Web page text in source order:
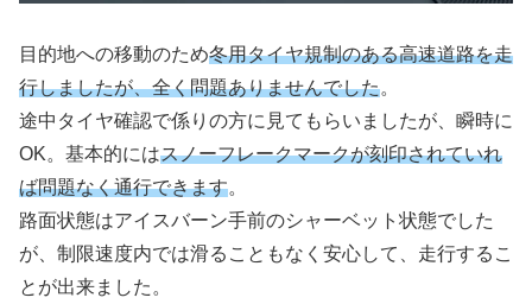
目的地への移動のため冬用タイヤ規制のある高速道路を走
行しましたが、全く問題ありませんでした。
途中タイヤ確認で係りの方に見てもらいましたが、瞬時に
OK。基本的にはスノーフレークマークが刻印されていれ
ば問題なく通行できます。
路面状態はアイスバーン手前のシャーベット状態でした
が、制限速度内では滑ることもなく安心して、走行するこ
とが出来ました。